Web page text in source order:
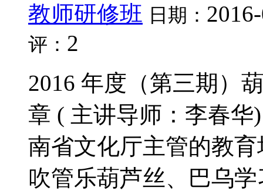
教师研修班 日期：
评： 2
2016 年度（第三期）
章 ( 主讲导师：李春
南省文化厅主管的教
吹管乐葫芦丝、巴乌